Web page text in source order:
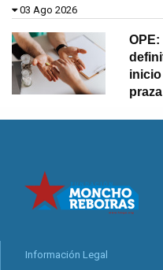
03 Ago 2026
Información Legal